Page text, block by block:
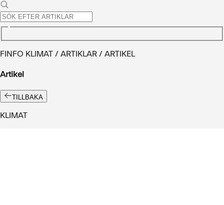
FINFO KLIMAT / ARTIKLAR / ARTIKEL
Artikel
TILLBAKA
KLIMAT